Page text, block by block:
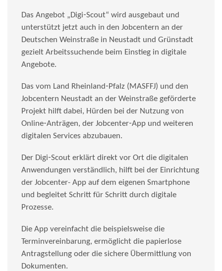
Das Angebot „Digi‑Scout“ wird ausgebaut und
unterstützt jetzt auch in den Jobcentern an der
Deutschen Weinstraße in Neustadt und Grünstadt
gezielt Arbeitssuchende beim Einstieg in digitale
Angebote.
Das vom Land Rheinland‑Pfalz (MASFFJ) und den
Jobcentern Neustadt an der Weinstraße geförderte
Projekt hilft dabei, Hürden bei der Nutzung von
Online‑Anträgen, der Jobcenter‑App und weiteren
digitalen Services abzubauen.
Der Digi‑Scout erklärt direkt vor Ort die digitalen
Anwendungen verständlich, hilft bei der Einrichtung
der Jobcenter- App auf dem eigenen Smartphone
und begleitet Schritt für Schritt durch digitale
Prozesse.
Die App vereinfacht die beispielsweise die
Terminvereinbarung, ermöglicht die papierlose
Antragstellung oder die sichere Übermittlung von
Dokumenten.